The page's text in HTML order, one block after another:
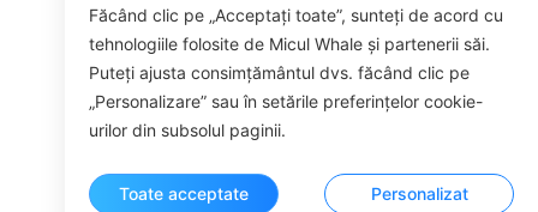
ROOM
Făcând clic pe „Acceptați toate”, sunteți de acord cu
tehnologiile folosite de Micul Whale și partenerii săi.
Puteți ajusta consimțământul dvs. făcând clic pe
„Personalizare” sau în setările preferințelor cookie-
urilor din subsolul paginii.
Toate acceptate Personalizat